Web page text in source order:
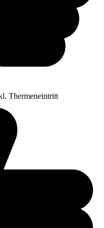
Thermeneintritt